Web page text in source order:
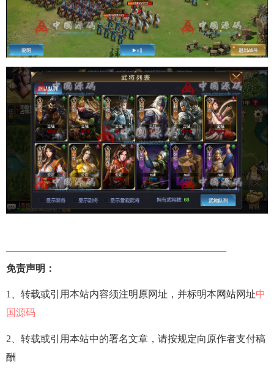
——————————————————————–
免责声明：
1、转载或引用本站内容须注明原网址，并标明本网站网址中
国源码
2、转载或引用本站中的署名文章，请按规定向原作者支付稿
酬